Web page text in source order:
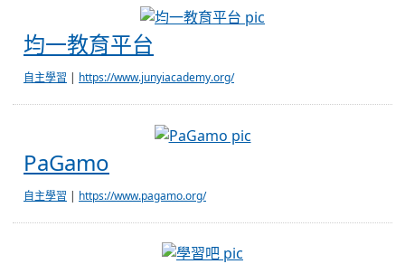
均一教育平台
自主學習 | https://www.junyiacademy.org/
PaGamo
PaGamo
自主學習 | https://www.pagamo.org/